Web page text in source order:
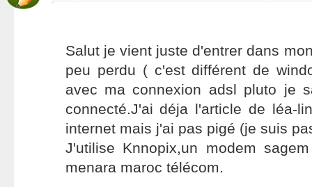
Salut je vient juste d'entrer dans
peu perdu ( c'est différent de
avec ma connexion adsl pluto je
connecté.J'ai déja l'article de léa-
internet mais j'ai pas pigé (je suis
J'utilise Knnopix,un modem
menara maroc télécom.